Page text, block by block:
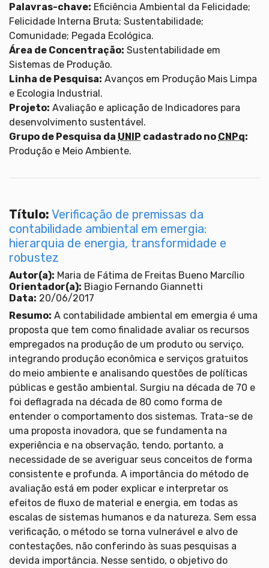
Palavras-chave: Eficiência Ambiental da Felicidade;
Felicidade Interna Bruta; Sustentabilidade;
Comunidade; Pegada Ecológica.
Área de Concentração: Sustentabilidade em
Sistemas de Produção.
Linha de Pesquisa: Avanços em Produção Mais Limpa
e Ecologia Industrial.
Projeto: Avaliação e aplicação de Indicadores para
desenvolvimento sustentável.
Grupo de Pesquisa da UNIP cadastrado no CNPq:
Produção e Meio Ambiente.
Título: Verificação de premissas da
contabilidade ambiental em emergia:
hierarquia de energia, transformidade e
robustez
Autor(a): Maria de Fátima de Freitas Bueno Marcílio
Orientador(a): Biagio Fernando Giannetti
Data: 20/06/2017
Resumo: A contabilidade ambiental em emergia é uma
proposta que tem como finalidade avaliar os recursos
empregados na produção de um produto ou serviço,
integrando produção econômica e serviços gratuitos
do meio ambiente e analisando questões de políticas
públicas e gestão ambiental. Surgiu na década de 70 e
foi deflagrada na década de 80 como forma de
entender o comportamento dos sistemas. Trata-se de
uma proposta inovadora, que se fundamenta na
experiência e na observação, tendo, portanto, a
necessidade de se averiguar seus conceitos de forma
consistente e profunda. A importância do método de
avaliação está em poder explicar e interpretar os
efeitos de fluxo de material e energia, em todas as
escalas de sistemas humanos e da natureza. Sem essa
verificação, o método se torna vulnerável e alvo de
contestações, não conferindo às suas pesquisas a
devida importância. Nesse sentido, o objetivo do